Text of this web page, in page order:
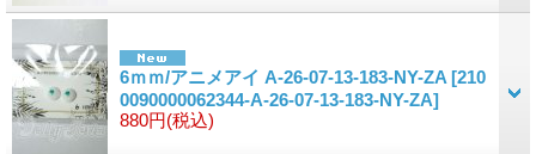
6ｍｍ/アニメアイ A-26-07-13-183-NY-ZA [210
0090000062344-A-26-07-13-183-NY-ZA]
880円(税込)